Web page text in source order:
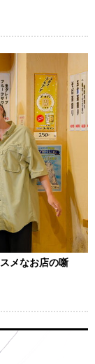
メなお店の噺